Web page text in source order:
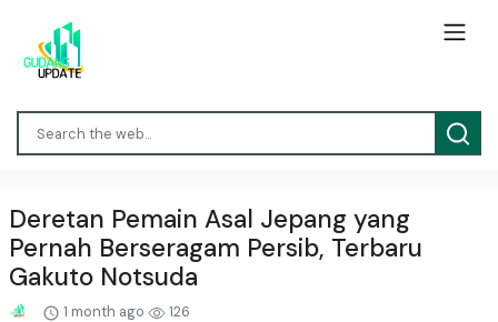
Deretan Pemain Asal Jepang yang
Pernah Berseragam Persib, Terbaru
Gakuto Notsuda
1 month ago 126